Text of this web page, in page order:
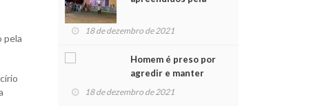
pela
para crianças na
18 de dezembro de 2021
Homem é preso por
agredir e manter
mulher em cárcere
18 de dezembro de 2021